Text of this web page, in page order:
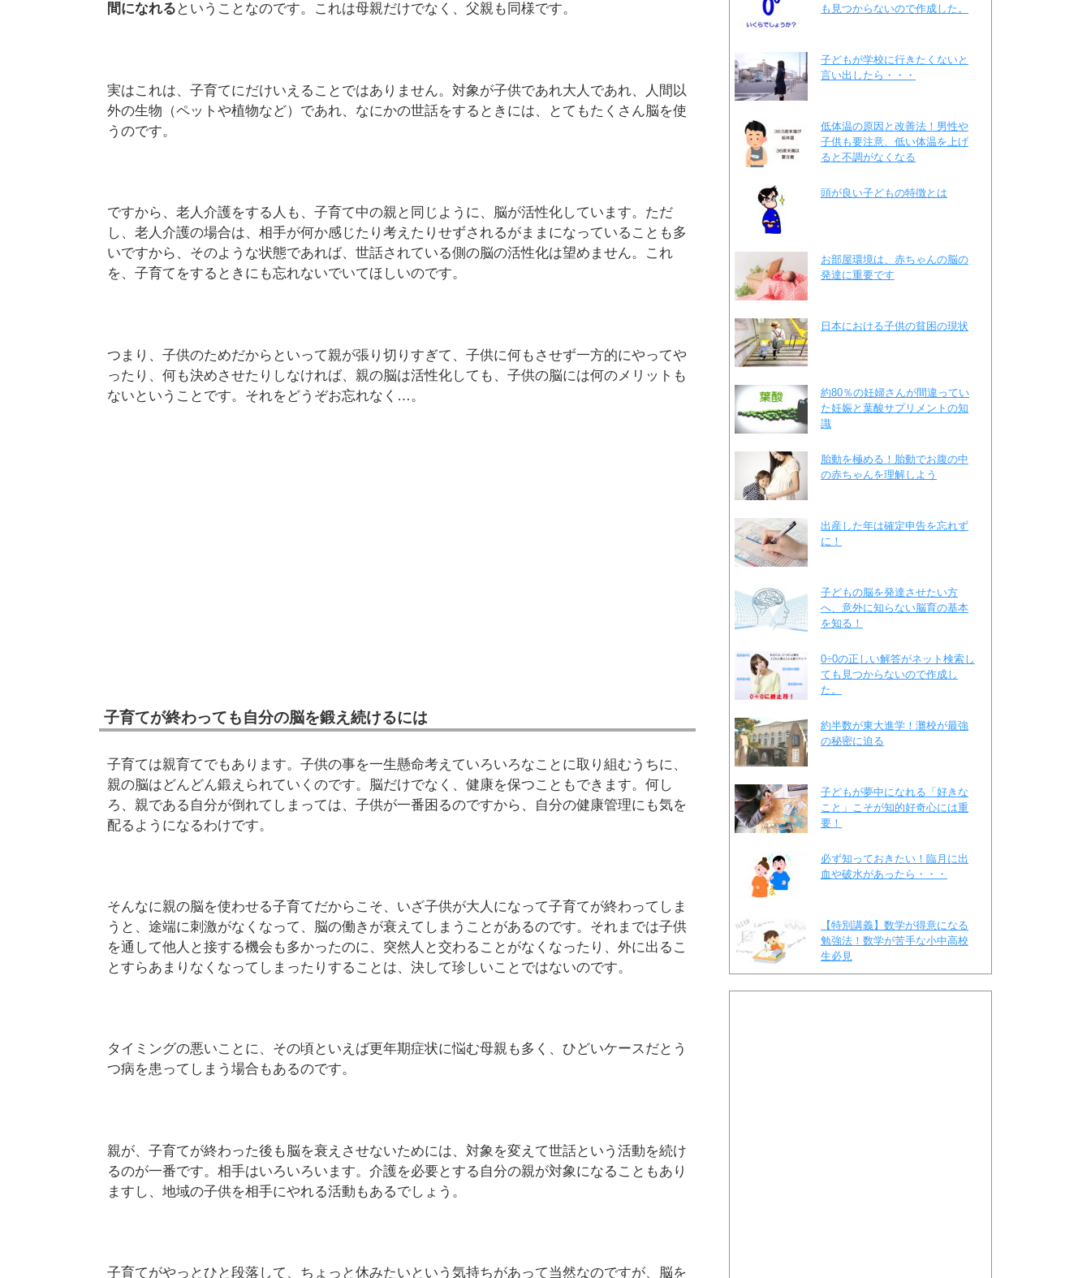
間になれる ということなのです。これは母親だけでなく、父親も同様です。
実はこれは、子育てにだけいえることではありません。対象が子供であれ大人であれ、人間以
外の生物（ペットや植物など）であれ、なにかの世話をするときには、とてもたくさん脳を使
うのです。
ですから、老人介護をする人も、子育て中の親と同じように、脳が活性化しています。ただ
し、老人介護の場合は、相手が何か感じたり考えたりせずされるがままになっていることも多
いですから、そのような状態であれば、世話されている側の脳の活性化は望めません。これ
を、子育てをするときにも忘れないでいてほしいのです。
つまり、子供のためだからといって親が張り切りすぎて、子供に何もさせず一方的にやってや
ったり、何も決めさせたりしなければ、親の脳は活性化しても、子供の脳には何のメリットも
ないということです。それをどうぞお忘れなく…。
子育てが終わっても自分の脳を鍛え続けるには
子育ては親育てでもあります。子供の事を一生懸命考えていろいろなことに取り組むうちに、
親の脳はどんどん鍛えられていくのです。脳だけでなく、健康を保つこともできます。何し
ろ、親である自分が倒れてしまっては、子供が一番困るのですから、自分の健康管理にも気を
配るようになるわけです。
そんなに親の脳を使わせる子育てだからこそ、いざ子供が大人になって子育てが終わってしま
うと、途端に刺激がなくなって、脳の働きが衰えてしまうことがあるのです。それまでは子供
を通して他人と接する機会も多かったのに、突然人と交わることがなくなったり、外に出るこ
とすらあまりなくなってしまったりすることは、決して珍しいことではないのです。
タイミングの悪いことに、その頃といえば更年期症状に悩む母親も多く、ひどいケースだとう
つ病を患ってしまう場合もあるのです。
親が、子育てが終わった後も脳を衰えさせないためには、対象を変えて世話という活動を続け
るのが一番です。相手はいろいろいます。介護を必要とする自分の親が対象になることもあり
ますし、地域の子供を相手にやれる活動もあるでしょう。
子育てがやっとひと段落して、ちょっと休みたいという気持ちがあって当然なのですが、脳を
も見つからないので作成した。
子どもが学校に行きたくないと
言い出したら・・・
低体温の原因と改善法！男性や
子供も要注意、低い体温を上げ
ると不調がなくなる
頭が良い子どもの特徴とは
お部屋環境は、赤ちゃんの脳の
発達に重要です
日本における子供の貧困の現状
約80％の妊婦さんが間違ってい
た妊娠と葉酸サプリメントの知
識
胎動を極める！胎動でお腹の中
の赤ちゃんを理解しよう
出産した年は確定申告を忘れず
に！
子どもの脳を発達させたい方
へ、意外に知らない脳育の基本
を知る！
0÷0の正しい解答がネット検索し
ても見つからないので作成し
た。
約半数が東大進学！灘校が最強
の秘密に迫る
子どもが夢中になれる「好きな
こと」こそが知的好奇心には重
要！
必ず知っておきたい！臨月に出
血や破水があったら・・・
【特別講義】数学が得意になる
勉強法！数学が苦手な小中高校
生必見